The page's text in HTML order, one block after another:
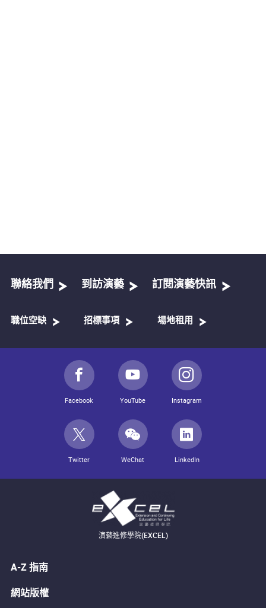
聯絡我們 到訪演藝 訂閱演藝快訊
職位空缺 招標事項 場地租用
Facebook YouTube Instagram
Twitter WeChat LinkedIn
演藝進修學院(EXCEL)
A-Z 指南
網站版權